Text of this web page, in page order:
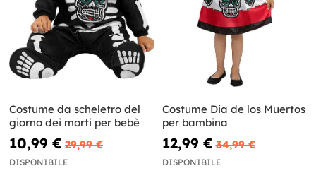
Costume da scheletro del
giorno dei morti per bebè
10,99 € 29,99 €
DISPONIBILE
Costume Dia de los Muertos
per bambina
12,99 € 34,99 €
DISPONIBILE